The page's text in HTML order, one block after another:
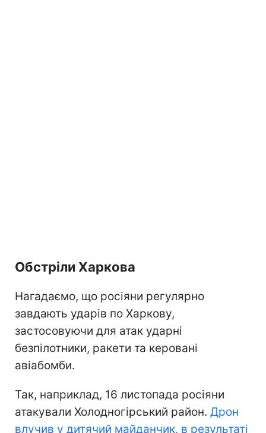
Обстріли Харкова
Нагадаємо, що росіяни регулярно
завдають ударів по Харкову,
застосовуючи для атак ударні
безпілотники, ракети та керовані
авіабомби.
Так, наприклад, 16 листопада росіяни
атакували Холодногірський район. Дрон
влучив у дитячий майданчик, в результаті